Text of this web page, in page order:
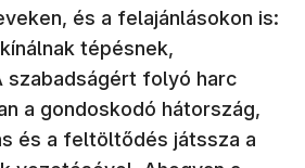
és a felajánlásokon is:
tépésnek,
szabadságért folyó harc
a gondoskodó hátország,
és a feltöltődés játssza a